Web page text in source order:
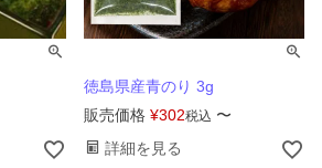
徳島県産青のり 3g
販売価格 ¥302税込 〜
詳細を見る